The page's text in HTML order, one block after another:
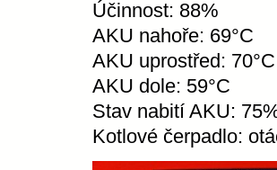
Účinnost: 88%
AKU nahoře: 69°C
AKU uprostřed: 70°C
AKU dole: 59°C
Stav nabití AKU:
Kotlové čerpadlo: